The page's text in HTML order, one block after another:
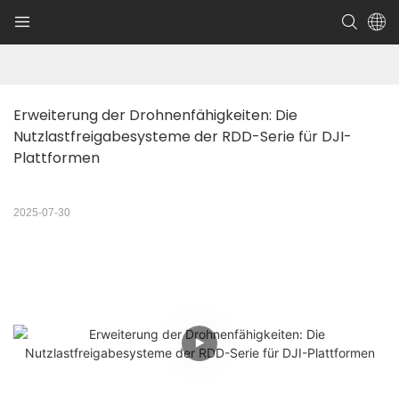
Erweiterung der Drohnenfähigkeiten: Die
Nutzlastfreigabesysteme der RDD-Serie für DJI-
Plattformen
2025-07-30